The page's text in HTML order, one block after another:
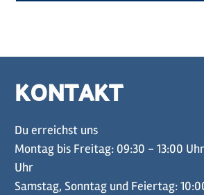
KONTAKT
Du erreichst uns
Montag bis Freitag: 09:30 - 13:00
Uhr
Samstag, Sonntag und Feiertag: